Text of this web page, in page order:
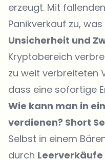
erzeugt. Mit
Panikverkauf zu, was
Unsicherheit und
Kryptobereich
zu weit verbreiteten
dass eine sofortige
Wie kann man in
verdienen? Short
Selbst in einem
durch Leerverkäufe